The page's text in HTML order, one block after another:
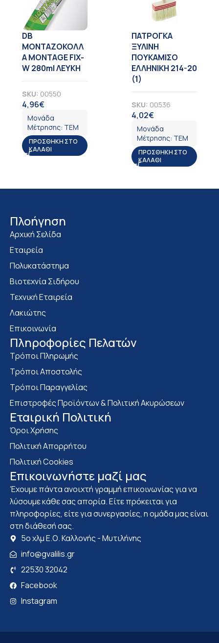
DB
ΜΟΝΤΑΖΟΚΟΛΛ
Α MONTAGE FIX-
W 280ml ΛΕΥΚΗ
SKU: 00550
4,96€
Μονάδα
Μέτρησης: ΤΕΜ
ΠΡΟΣΘΉΚΗ ΣΤΟ
ΚΑΛΆΘΙ
ΠΑΤΡΟΓΚΑ
ΞΥΛΙΝΗ
ΠΟΥΚΑΜΙΣΟ
ΕΛΛΗΝΙΚΗ 214-20
(1)
SKU: 00536
4,02€
Μονάδα
Μέτρησης: ΤΕΜ
ΠΡΟΣΘΉΚΗ ΣΤΟ
ΚΑΛΆΘΙ
Πλοήγηση
Αρχική Σελίδα
Εταιρεία
Πολυκατάστημα
Bιοτεχνία Σιδήρου
Τεχνική Εταιρεία
Λακιώτης
Επικοινωνία
Πληροφορίες Πελατών
Τρόποι Πληρωμής
Τρόποι Αποστολής
Τρόποι Παραγγελίας
Επιστροφές Προϊόντων & Πολιτική Ακυρώσεων
Eταιρική Πολιτική
Όροι Χρήσης
Πολιτική Απορρήτου
Πολιτική Cookies
Επικοινωνήστε μαζί μας
Έχουμε πάντα ανοιχτή γραμμή επικοινωνίας για να
λύσουμε κάθε σας απορία. Είτε πρόκειται για
πληροφορίες, είτε για συνεργασίες, η ομάδα μας είναι
στη διάθεσή σας.
5ο χλμ Ε.Ο. Καλλονής - Μυτιλήνης
info@gvalilis.gr
22530 32042
Facebook
Instagram